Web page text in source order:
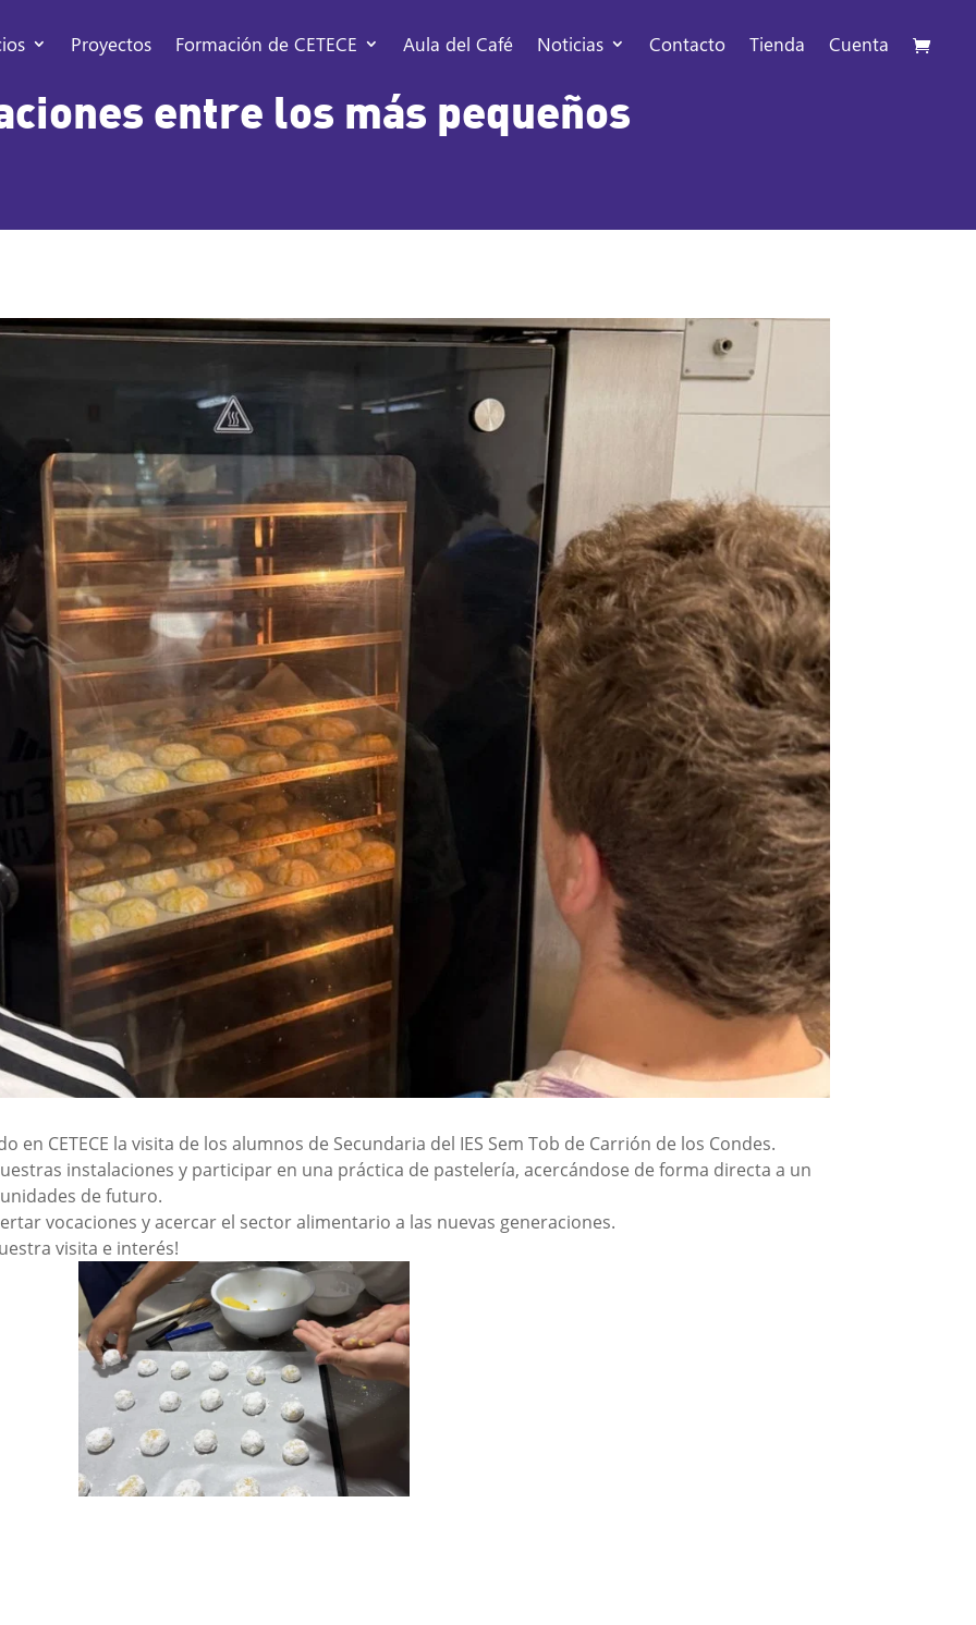
Proyectos Formación de CETECE Aula del Café Noticias Contacto Tienda Cuenta
entre los más pequeños
en CETECE la visita de los alumnos de Secundaria del IES Sem Tob de Carrión de los Condes.
instalaciones y participar en una práctica de pastelería, acercándose de forma directa a un
de futuro.
vocaciones y acercar el sector alimentario a las nuevas generaciones.
visita e interés!